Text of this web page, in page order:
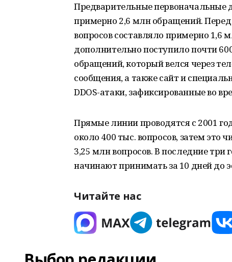
Предварительные первоначальные
примерно 2,6 млн обращений.
вопросов составляло примерно 1,6
дополнительно поступило почти
обращений, который велся через
сообщения, а также сайт и
DDOS-атаки, зафиксированные во
Прямые линии проводятся с 2001
около 400 тыс. вопросов, затем это
3,25 млн вопросов. В последние
начинают принимать за 10 дней до
Читайте нас